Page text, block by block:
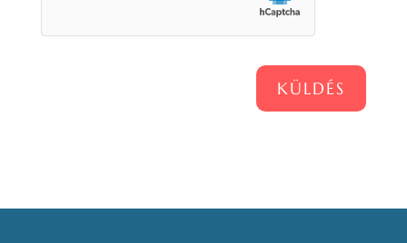
KÜLDÉS